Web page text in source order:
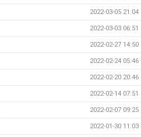
2022-03-05 21:04
2022-03-03 06:51
2022-02-27 14:50
2022-02-24 05:46
2022-02-20 20:46
2022-02-14 07:51
2022-02-07 09:25
2022-01-30 11:03